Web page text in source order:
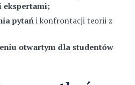
ekspertami;
pytańi konfrontacji teorii z
otwartym dla studentów